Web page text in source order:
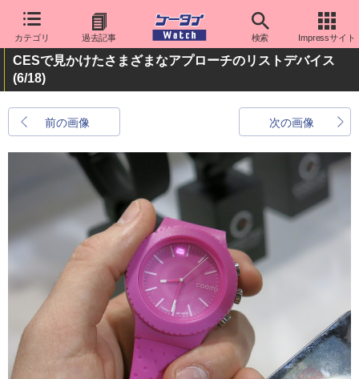
カテゴリ 過去記事 検索 Impressサイト
CESで見かけたさまざまなアプローチのリストデバイス
(6/18)
前の画像 次の画像